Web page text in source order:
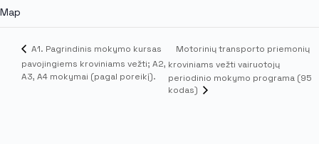
Map
A1. Pagrindinis mokymo kursas
pavojingiems kroviniams vežti; A2,
A3, A4 mokymai (pagal poreikį).
Motorinių transporto priemonių
kroviniams vežti vairuotojų
periodinio mokymo programa (95
kodas)